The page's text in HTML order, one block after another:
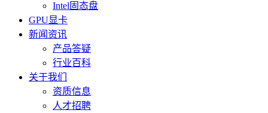
Intel固态盘
GPU显卡
新闻资讯
产品答疑
行业百科
关于我们
资质信息
人才招聘